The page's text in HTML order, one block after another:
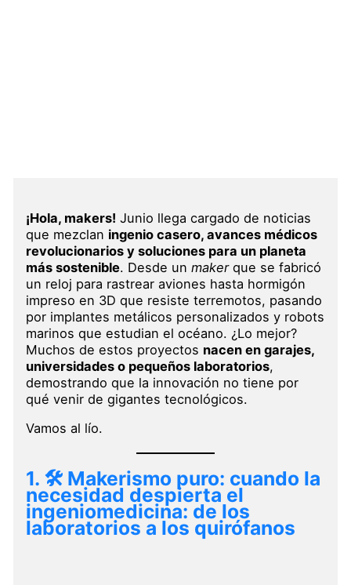
¡Hola, makers! Junio llega cargado de noticias
que mezclan ingenio casero, avances médicos
revolucionarios y soluciones para un planeta
más sostenible. Desde unmakerque se fabricó
un reloj para rastrear aviones hasta hormigón
impreso en 3D que resiste terremotos, pasando
por implantes metálicos personalizados y robots
marinos que estudian el océano. ¿Lo mejor?
Muchos de estos proyectos nacen en garajes,
universidades o pequeños laboratorios,
demostrando que la innovación no tiene por
qué venir de gigantes tecnológicos.
Vamos al lío.
1. 🛠️ Makerismo puro: cuando la
necesidad despierta el
ingeniomedicina: de los
laboratorios a los quirófanos